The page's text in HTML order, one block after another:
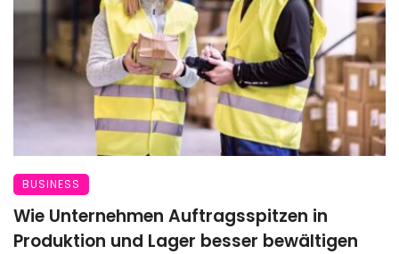
BUSINESS
Wie Unternehmen Auftragsspitzen in
Produktion und Lager besser bewältigen